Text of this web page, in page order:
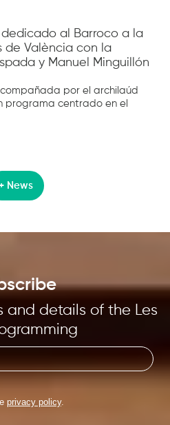
dedicado al Barroco a la
de València con la
y Manuel Minguillón
por el archilaúd
programa centrado en el
News
and details of the Les
privacy policy.